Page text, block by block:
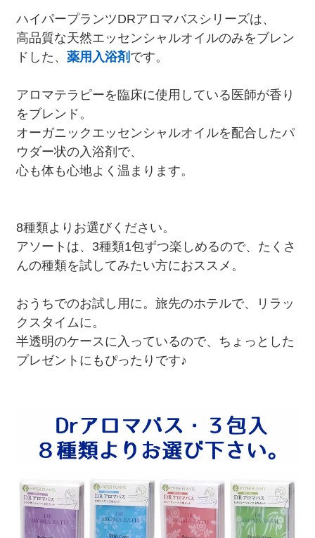
ハイパープランツDRアロマバスシリーズは、
高品質な天然エッセンシャルオイルのみをブレン
ドした、 薬用入浴剤 です。
アロマテラピーを臨床に使用している医師が香り
をブレンド。
オーガニックエッセンシャルオイルを配合したパ
ウダー状の入浴剤で、
心も体も心地よく温まります。
8種類よりお選びください。
アソートは、3種類1包ずつ楽しめるので、たくさ
んの種類を試してみたい方におススメ。
おうちでのお試し用に。旅先のホテルで、リラッ
クスタイムに。
半透明のケースに入っているので、ちょっとした
プレゼントにもぴったりです♪